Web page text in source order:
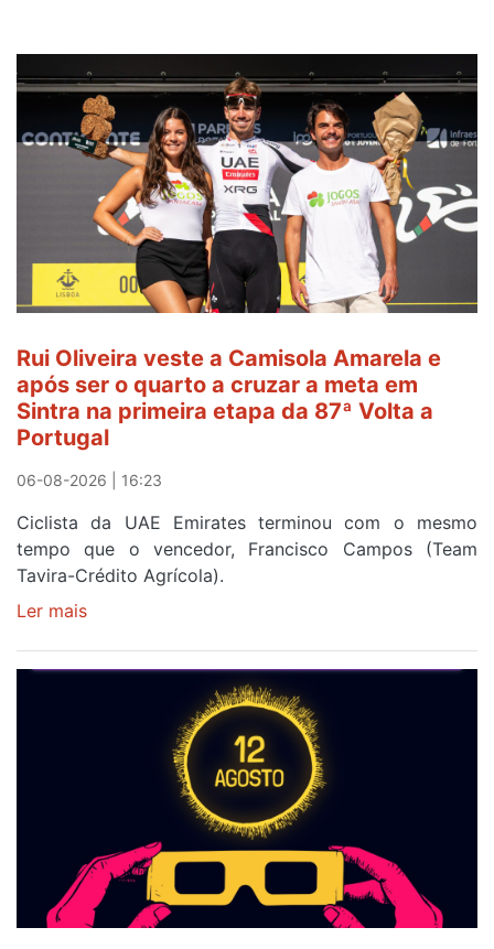
Rui Oliveira veste a Camisola Amarela e
após ser o quarto a cruzar a meta em
Sintra na primeira etapa da 87ª Volta a
Portugal
06-08-2026 | 16:23
Ciclista da UAE Emirates terminou com o mesmo
tempo que o vencedor, Francisco Campos (Team
Tavira-Crédito Agrícola).
Ler mais
Oliveira
ser
o
quarto
a